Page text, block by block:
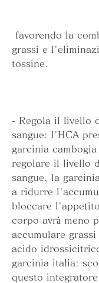
grassi e
tossine.
- Regola il livello
sangue: l'HCA
garcinia
regolare il livello
sangue, la
a ridurre
bloccare
corpo avrà meno
accumulare
acido
garcinia italia:
questo integratore